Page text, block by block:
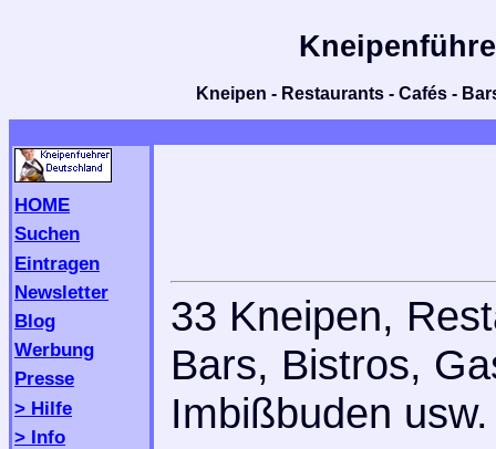
Kneipen - Restaurants - Cafés -
HOME
Suchen
Eintragen
Newsletter
Blog
Werbung
Presse
> Hilfe
> Info
33 Kneipen,
Bars, Bistros,
Imbißbuden